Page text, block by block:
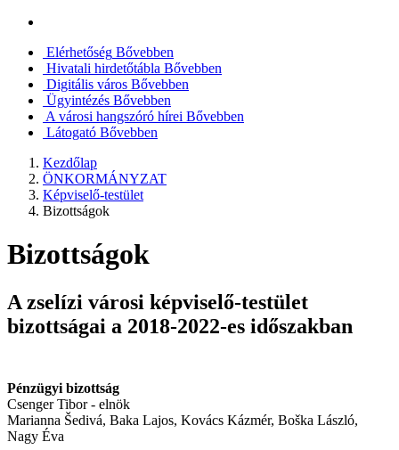
Elérhetőség Bővebben
Hivatali hirdetőtábla Bővebben
Digitális város Bővebben
Ügyintézés Bővebben
A városi hangszóró hírei Bővebben
Látogató Bővebben
Kezdőlap
ÖNKORMÁNYZAT
Képviselő-testület
Bizottságok
Bizottságok
A zselízi városi képviselő-testület
bizottságai a 2018-2022-es időszakban
Pénzügyi bizottság
Csenger Tibor - elnök
Marianna Šedivá, Baka Lajos, Kovács Kázmér, Boška László,
Nagy Éva